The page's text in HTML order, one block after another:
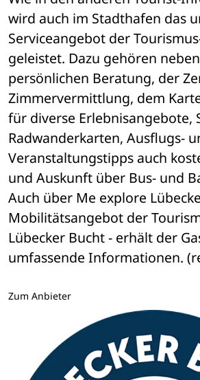
wird auch im Stadthafen das
Serviceangebot der
geleistet. Dazu gehören
persönlichen Beratung, der
Zimmervermittlung, dem
für diverse Erlebnisangebote,
Radwanderkarten, Ausflugs-
Veranstaltungstipps auch
und Auskunft über Bus- und
Auch über Me explore
Mobilitätsangebot der
Lübecker Bucht - erhält der
umfassende Informationen.
Zum Anbieter